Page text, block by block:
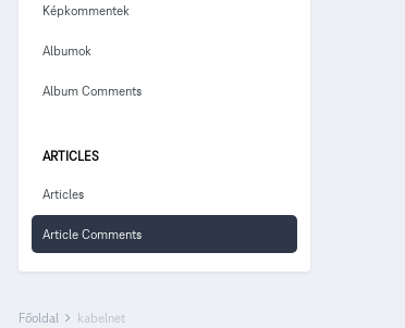
Képkommentek
Albumok
Album Comments
ARTICLES
Articles
Article Comments
Főoldal kabelnet